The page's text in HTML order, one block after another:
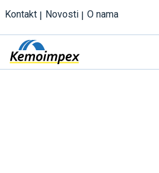
Kontakt Novosti O nama